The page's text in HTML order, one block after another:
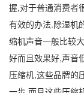
握,对于普通消费者
有效的办法.除湿机
缩机声音一般比较
好而且效果好,声音
压缩机,这些品牌的